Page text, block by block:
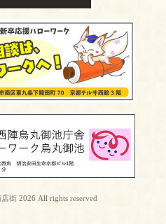
街 2026 All rights reserved